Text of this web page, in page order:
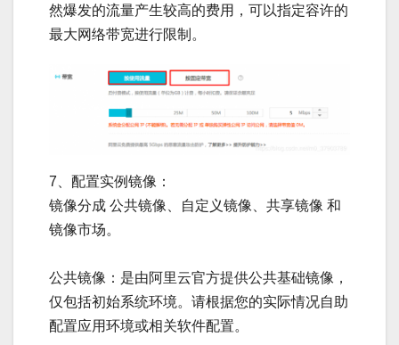
然爆发的流量产生较高的费用，可以指定容许的
最大网络带宽进行限制。
7、配置实例镜像：
镜像分成 公共镜像、自定义镜像、共享镜像 和
镜像市场。
公共镜像：是由阿里云官方提供公共基础镜像，
仅包括初始系统环境。请根据您的实际情况自助
配置应用环境或相关软件配置。